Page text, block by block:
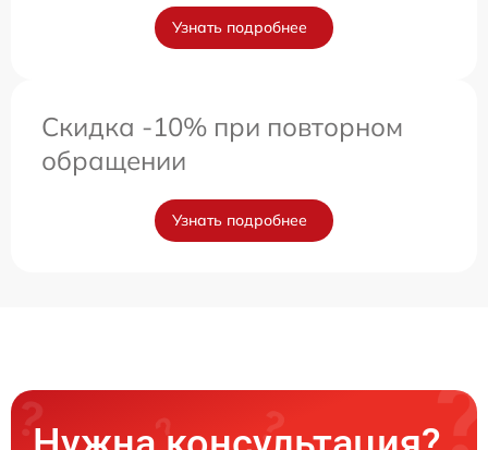
Узнать подробнее
Скидка -10% при повторном
обращении
Узнать подробнее